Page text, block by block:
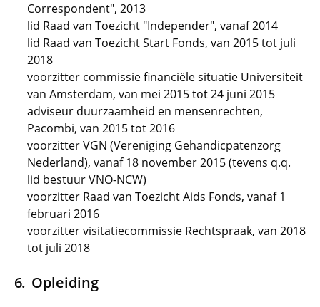
Correspondent", 2013
lid Raad van Toezicht "Independer", vanaf 2014
lid Raad van Toezicht Start Fonds, van 2015 tot juli
2018
voorzitter commissie financiële situatie Universiteit
van Amsterdam, van mei 2015 tot 24 juni 2015
adviseur duurzaamheid en mensenrechten,
Pacombi, van 2015 tot 2016
voorzitter VGN (Vereniging Gehandicpatenzorg
Nederland), vanaf 18 november 2015 (tevens q.q.
lid bestuur VNO-NCW)
voorzitter Raad van Toezicht Aids Fonds, vanaf 1
februari 2016
voorzitter visitatiecommissie Rechtspraak, van 2018
tot juli 2018
Opleiding